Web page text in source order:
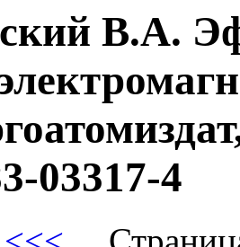
В.А.
03317-4